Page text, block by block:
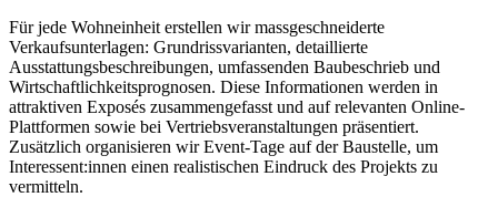
Für jede Wohneinheit erstellen wir massgeschneiderte
Verkaufsunterlagen: Grundrissvarianten, detaillierte
Ausstattungsbeschreibungen, umfassenden Baubeschrieb und
Wirtschaftlichkeitsprognosen. Diese Informationen werden in
attraktiven Exposés zusammengefasst und auf relevanten Online-
Plattformen sowie bei Vertriebsveranstaltungen präsentiert.
Zusätzlich organisieren wir Event-Tage auf der Baustelle, um
Interessent:innen einen realistischen Eindruck des Projekts zu
vermitteln.